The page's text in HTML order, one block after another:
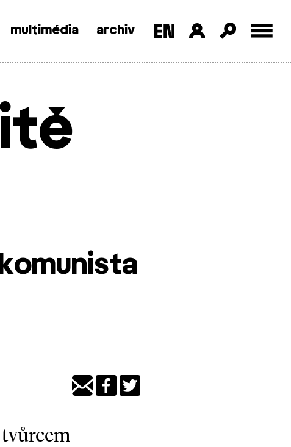
multimédia archiv